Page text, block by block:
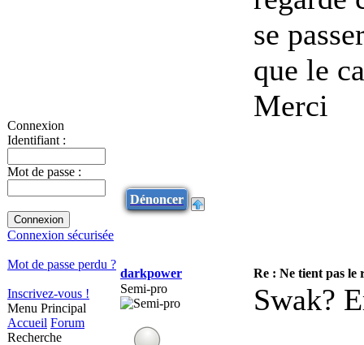
Connexion
Identifiant :
Mot de passe :
Connexion sécurisée
Mot de passe perdu ?
Inscrivez-vous !
Menu Principal
Accueil Forum
Recherche
se
que le
Merci
Dénoncer
darkpower
Re : Ne tient pas le
Semi-pro
Swak?